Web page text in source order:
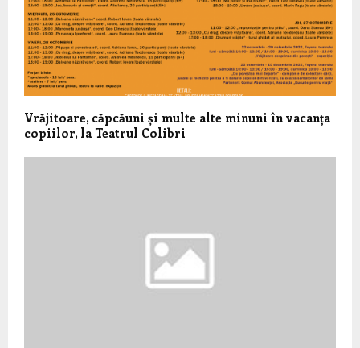
Vrăjitoare, căpcăuni și multe alte minuni în vacanța
copiilor, la Teatrul Colibri